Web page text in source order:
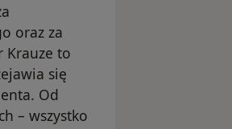
oraz za
Krauze to
się
Od
– wszystko